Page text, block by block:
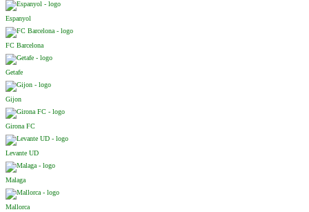
Espanyol
FC Barcelona
Getafe
Gijon
Girona FC
Levante UD
Malaga
Mallorca